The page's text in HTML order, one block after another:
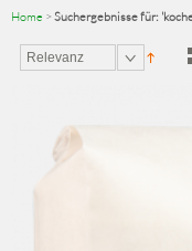
Home > Suchergebnisse für:
Relevanz